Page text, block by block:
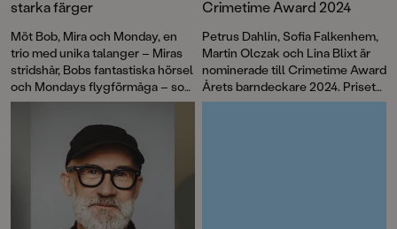
starka färger
Möt Bob, Mira och Monday, en
trio med unika talanger – Miras
stridshår, Bobs fantastiska hörsel
och Mondays flygförmåga – som
kommer väl till pass i
första delen i Pozzis Pizza
Express, en helt ny serie för
lågstadieläsarna av Petrus
Dahlin och Mattias Andersson.
Crimetime Award 2024
Petrus Dahlin, Sofia Falkenhem,
Martin Olczak och Lina Blixt är
nominerade till Crimetime Award
Årets barndeckare 2024. Priset
delas ut till en